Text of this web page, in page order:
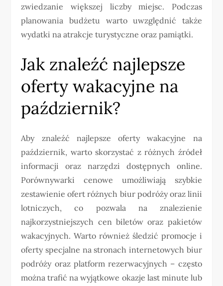
zwiedzanie większej liczby miejsc. Podczas
planowania budżetu warto uwzględnić także
wydatki na atrakcje turystyczne oraz pamiątki.
Jak znaleźć najlepsze
oferty wakacyjne na
październik?
Aby znaleźć najlepsze oferty wakacyjne na
październik, warto skorzystać z różnych źródeł
informacji oraz narzędzi dostępnych online.
Porównywarki cenowe umożliwiają szybkie
zestawienie ofert różnych biur podróży oraz linii
lotniczych, co pozwala na znalezienie
najkorzystniejszych cen biletów oraz pakietów
wakacyjnych. Warto również śledzić promocje i
oferty specjalne na stronach internetowych biur
podróży oraz platform rezerwacyjnych – często
można trafić na wyjątkowe okazje last minute lub